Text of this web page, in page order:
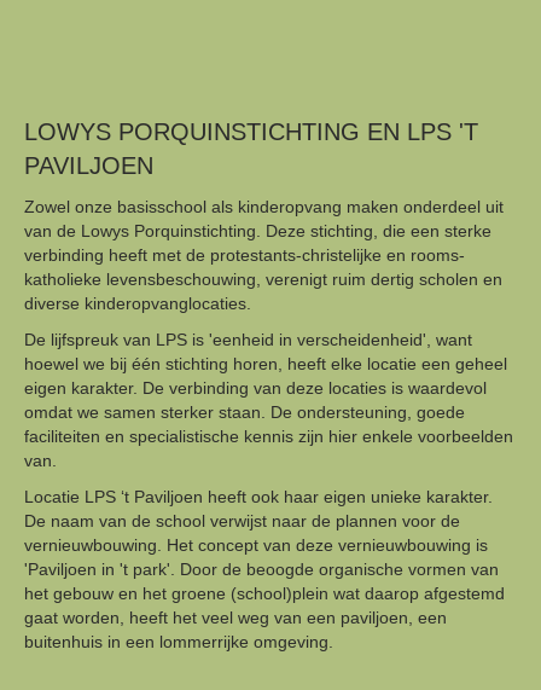
LOWYS PORQUINSTICHTING EN LPS 'T
PAVILJOEN
Zowel onze basisschool als kinderopvang maken onderdeel uit
van de Lowys Porquinstichting. Deze stichting, die een sterke
verbinding heeft met de protestants-christelijke en rooms-
katholieke levensbeschouwing, verenigt ruim dertig scholen en
diverse kinderopvanglocaties.
De lijfspreuk van LPS is 'eenheid in verscheidenheid', want
hoewel we bij één stichting horen, heeft elke locatie een geheel
eigen karakter. De verbinding van deze locaties is waardevol
omdat we samen sterker staan. De ondersteuning, goede
faciliteiten en specialistische kennis zijn hier enkele voorbeelden
van.
Locatie LPS ‘t Paviljoen heeft ook haar eigen unieke karakter.
De naam van de school verwijst naar de plannen voor de
vernieuwbouwing. Het concept van deze vernieuwbouwing is
'Paviljoen in 't park'. Door de beoogde organische vormen van
het gebouw en het groene (school)plein wat daarop afgestemd
gaat worden, heeft het veel weg van een paviljoen, een
buitenhuis in een lommerrijke omgeving.